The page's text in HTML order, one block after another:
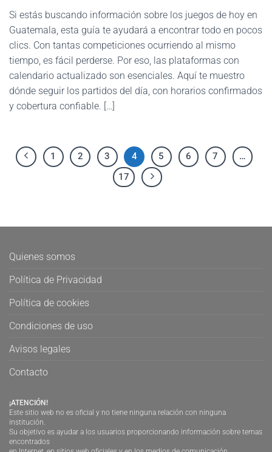
Si estás buscando información sobre los juegos de hoy en
Guatemala, esta guía te ayudará a encontrar todo en pocos
clics. Con tantas competiciones ocurriendo al mismo
tiempo, es fácil perderse. Por eso, las plataformas con
calendario actualizado son esenciales. Aquí te muestro
dónde seguir los partidos del día, con horarios confirmados
y cobertura confiable. […]
1 2 3 4 5 6 7
…
17
Quienes somos
Política de Privacidad
Política de cookies
Condiciones de uso
Avisos legales
Contacto
¡ATENCIÓN!
Este sitio web no es oficial y no tiene ninguna relación con ninguna
institución.
Su objetivo es ayudar a los usuarios proporcionando información sobre temas
encontrados